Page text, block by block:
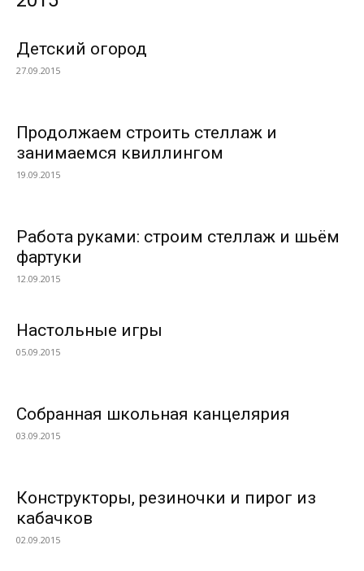
Детский огород
27.09.2015
Продолжаем строить стеллаж и
занимаемся квиллингом
19.09.2015
Работа руками: строим стеллаж и шьём
фартуки
12.09.2015
Настольные игры
05.09.2015
Собранная школьная канцелярия
03.09.2015
Конструкторы, резиночки и пирог из
кабачков
02.09.2015